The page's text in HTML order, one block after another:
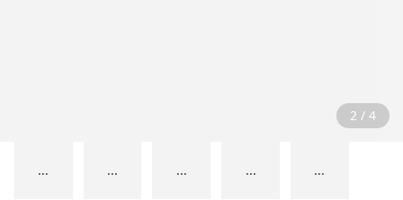
2 / 4
... ... ... ... ...